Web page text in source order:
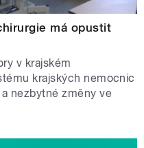
má opustit
v krajském
krajských nemocnic
nezbytné změny ve